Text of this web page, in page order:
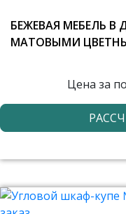
БЕЖЕВАЯ МЕБЕЛЬ
МАТОВЫМИ
Цена за